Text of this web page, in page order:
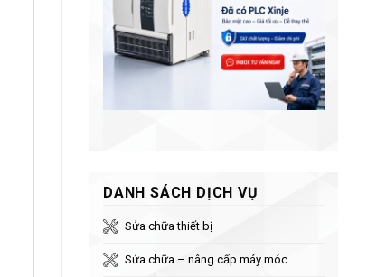
DANH SÁCH DỊCH VỤ
Sửa chữa thiết bị
Sửa chữa – nâng cấp máy móc